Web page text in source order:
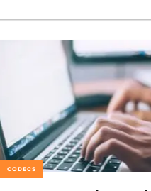
CODECS